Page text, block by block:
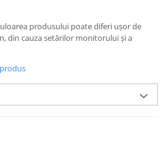
pentru
produsului poate diferi ușor de
din cauza setărilor monitorului și a